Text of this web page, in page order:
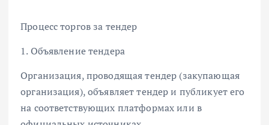
Процесс торгов за тендер
1. Объявление тендера
Организация, проводящая тендер (закупающая
организация), объявляет тендер и публикует его
на соответствующих платформах или в